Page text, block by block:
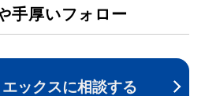
手厚いフォロー
エックスに相談する